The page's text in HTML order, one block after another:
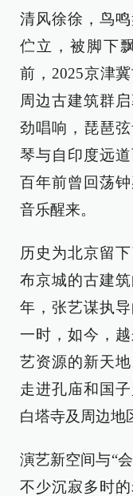
清风徐徐，鸟
伫立，被脚下
前，2025京津
周边古建筑群
劲唱响，琵琶
琴与自印度远
百年前曾回荡
音乐醒来。
历史为北京留
布京城的古建
年，张艺谋执
一时，如今，
艺资源的新天
走进孔庙和国
白塔寺及周边地
演艺新空间与“
不少沉寂多时